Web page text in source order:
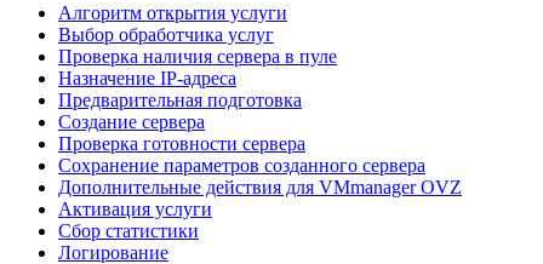
Алгоритм открытия услуги
Выбор обработчика услуг
Проверка наличия сервера в пуле
Назначение IP-адреса
Предварительная подготовка
Создание сервера
Проверка готовности сервера
Сохранение параметров созданного сервера
Дополнительные действия для VMmanager OVZ
Активация услуги
Сбор статистики
Логирование